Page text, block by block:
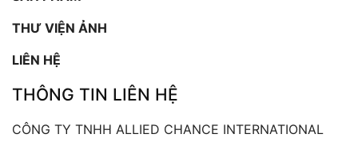
THƯ VIỆN ẢNH
LIÊN HỆ
THÔNG TIN LIÊN HỆ
CÔNG TY TNHH ALLIED CHANCE INTERNATIONAL